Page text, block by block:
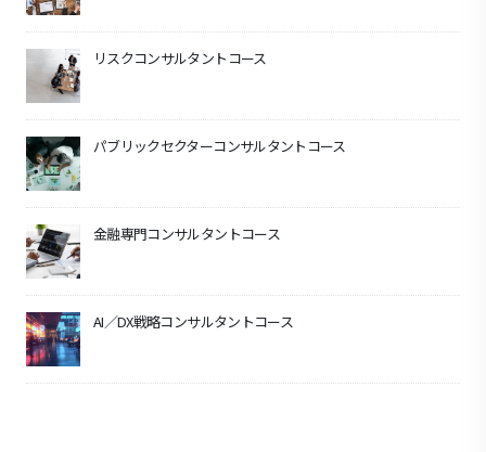
リスクコンサルタントコース
パブリックセクターコンサルタントコース
金融専門コンサルタントコース
AI／DX戦略コンサルタントコース